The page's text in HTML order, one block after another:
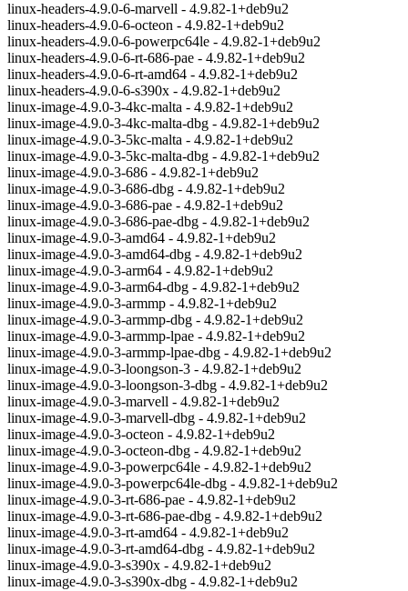
linux-headers-4.9.0-6-marvell - 4.9.82-1+deb9u2
linux-headers-4.9.0-6-octeon - 4.9.82-1+deb9u2
linux-headers-4.9.0-6-powerpc64le - 4.9.82-1+deb9u2
linux-headers-4.9.0-6-rt-686-pae - 4.9.82-1+deb9u2
linux-headers-4.9.0-6-rt-amd64 - 4.9.82-1+deb9u2
linux-headers-4.9.0-6-s390x - 4.9.82-1+deb9u2
linux-image-4.9.0-3-4kc-malta - 4.9.82-1+deb9u2
linux-image-4.9.0-3-4kc-malta-dbg - 4.9.82-1+deb9u2
linux-image-4.9.0-3-5kc-malta - 4.9.82-1+deb9u2
linux-image-4.9.0-3-5kc-malta-dbg - 4.9.82-1+deb9u2
linux-image-4.9.0-3-686 - 4.9.82-1+deb9u2
linux-image-4.9.0-3-686-dbg - 4.9.82-1+deb9u2
linux-image-4.9.0-3-686-pae - 4.9.82-1+deb9u2
linux-image-4.9.0-3-686-pae-dbg - 4.9.82-1+deb9u2
linux-image-4.9.0-3-amd64 - 4.9.82-1+deb9u2
linux-image-4.9.0-3-amd64-dbg - 4.9.82-1+deb9u2
linux-image-4.9.0-3-arm64 - 4.9.82-1+deb9u2
linux-image-4.9.0-3-arm64-dbg - 4.9.82-1+deb9u2
linux-image-4.9.0-3-armmp - 4.9.82-1+deb9u2
linux-image-4.9.0-3-armmp-dbg - 4.9.82-1+deb9u2
linux-image-4.9.0-3-armmp-lpae - 4.9.82-1+deb9u2
linux-image-4.9.0-3-armmp-lpae-dbg - 4.9.82-1+deb9u2
linux-image-4.9.0-3-loongson-3 - 4.9.82-1+deb9u2
linux-image-4.9.0-3-loongson-3-dbg - 4.9.82-1+deb9u2
linux-image-4.9.0-3-marvell - 4.9.82-1+deb9u2
linux-image-4.9.0-3-marvell-dbg - 4.9.82-1+deb9u2
linux-image-4.9.0-3-octeon - 4.9.82-1+deb9u2
linux-image-4.9.0-3-octeon-dbg - 4.9.82-1+deb9u2
linux-image-4.9.0-3-powerpc64le - 4.9.82-1+deb9u2
linux-image-4.9.0-3-powerpc64le-dbg - 4.9.82-1+deb9u2
linux-image-4.9.0-3-rt-686-pae - 4.9.82-1+deb9u2
linux-image-4.9.0-3-rt-686-pae-dbg - 4.9.82-1+deb9u2
linux-image-4.9.0-3-rt-amd64 - 4.9.82-1+deb9u2
linux-image-4.9.0-3-rt-amd64-dbg - 4.9.82-1+deb9u2
linux-image-4.9.0-3-s390x - 4.9.82-1+deb9u2
linux-image-4.9.0-3-s390x-dbg - 4.9.82-1+deb9u2